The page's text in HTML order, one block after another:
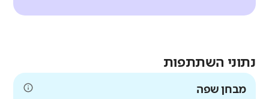
נתוני השתתפות
מבחן שפה